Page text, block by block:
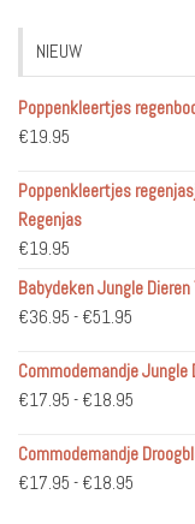
NIEUW
Poppenkleertjes
€19.95
Poppenkleertjes
Regenjas
€19.95
Babydeken Jungle Dieren
€36.95 - €51.95
tot
€51.95
Commodemandje Jungle
€17.95 - €18.95
tot
Commodemandje
€17.95 - €18.95